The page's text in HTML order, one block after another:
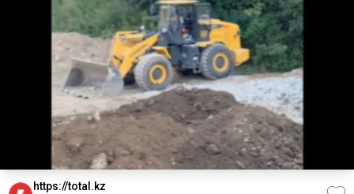
https://total.kz